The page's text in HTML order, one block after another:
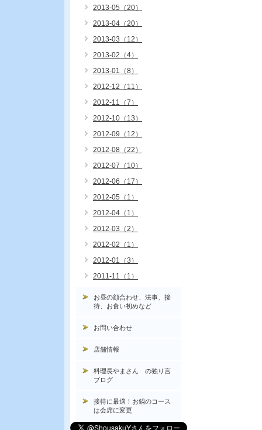
2013-05（20）
2013-04（20）
2013-03（12）
2013-02（4）
2013-01（8）
2012-12（11）
2012-11（7）
2012-10（13）
2012-09（12）
2012-08（22）
2012-07（10）
2012-06（17）
2012-05（1）
2012-04（1）
2012-03（2）
2012-02（1）
2012-01（3）
2011-11（1）
お昼の顔合わせ、法事、接
待、お食い初めなど
お問い合わせ
店舗情報
料理長やまさん の独り言
ブログ
接待に最適！お鍋のコース
は会席に変更